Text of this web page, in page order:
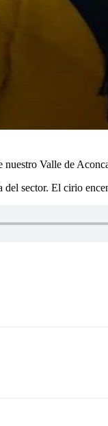
Valle de
sector. El cirio